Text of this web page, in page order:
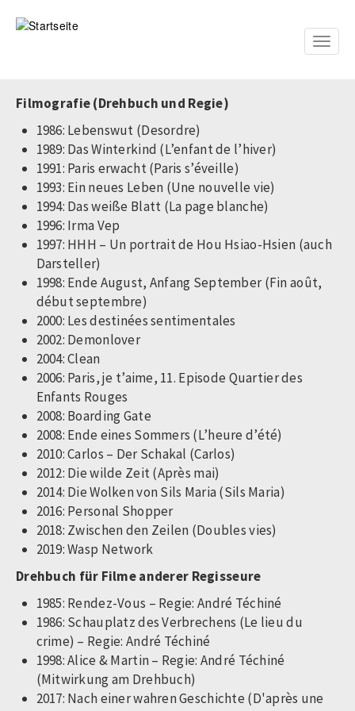
zum
Toggle
Filmografie (Drehbuch und Regie)
1986: Lebenswut (Desordre)
1989: Das Winterkind (L’enfant de l’hiver)
1991: Paris erwacht (Paris s’éveille)
1993: Ein neues Leben (Une nouvelle vie)
1994: Das weiße Blatt (La page blanche)
1996: Irma Vep
1997: HHH – Un portrait de Hou Hsiao-Hsien (auch
Darsteller)
1998: Ende August, Anfang September (Fin août,
début septembre)
2000: Les destinées sentimentales
2002: Demonlover
2004: Clean
2006: Paris, je t’aime, 11. Episode Quartier des
Enfants Rouges
2008: Boarding Gate
2008: Ende eines Sommers (L’heure d’été)
2010: Carlos – Der Schakal (Carlos)
2012: Die wilde Zeit (Après mai)
2014: Die Wolken von Sils Maria (Sils Maria)
2016: Personal Shopper
2018: Zwischen den Zeilen (Doubles vies)
2019: Wasp Network
Drehbuch für Filme anderer Regisseure
1985: Rendez-Vous – Regie: André Téchiné
1986: Schauplatz des Verbrechens (Le lieu du
crime) – Regie: André Téchiné
1998: Alice & Martin – Regie: André Téchiné
(Mitwirkung am Drehbuch)
2017: Nach einer wahren Geschichte (D'après une